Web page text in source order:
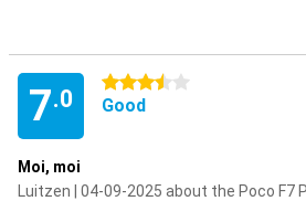
7.0
3.5 stars
Good
Moi, moi
Luitzen | 04-09-2025 about the Poco F7